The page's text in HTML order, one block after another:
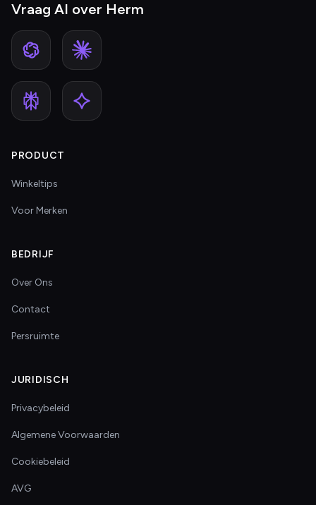
Vraag AI over Herm
PRODUCT
Winkeltips
Voor Merken
BEDRIJF
Over Ons
Contact
Persruimte
JURIDISCH
Privacybeleid
Algemene Voorwaarden
Cookiebeleid
AVG